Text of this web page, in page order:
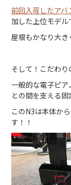
前回入荷したア
加した上位モデル
屋根もかなり大き
そして！こだわり
一般的な電子ピ
との間を支える固
このN3は本体か
す！！